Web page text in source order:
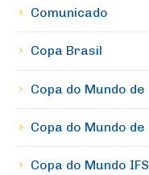
Comunicado
Copa Brasil
Copa do Mundo de
Copa do Mundo
Copa do Mundo